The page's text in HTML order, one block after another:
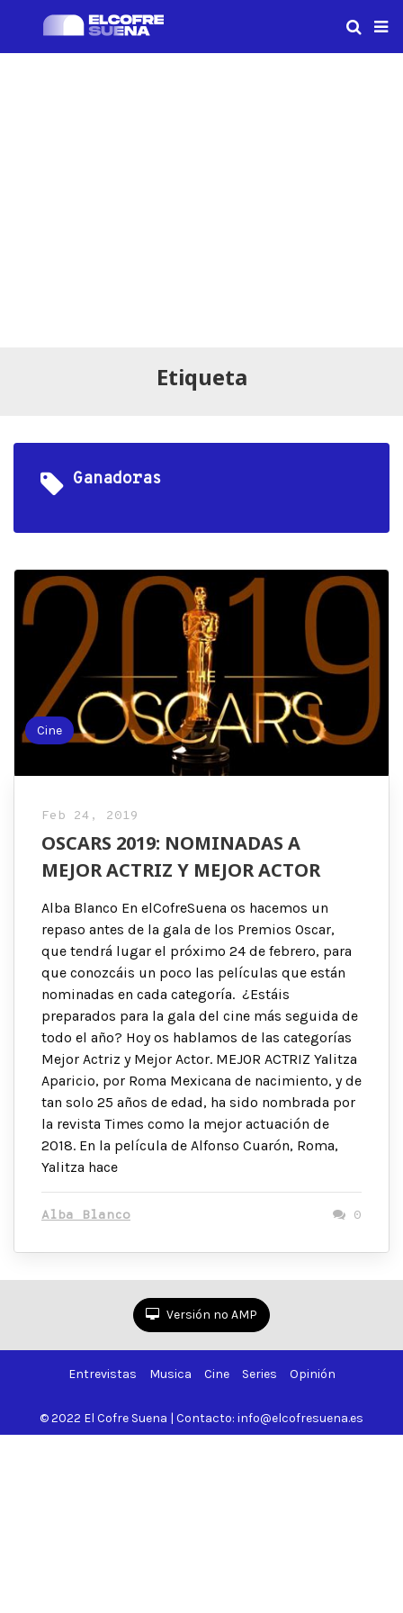
Etiqueta
Ganadoras
Cine
Feb 24, 2019
OSCARS 2019: NOMINADAS A
MEJOR ACTRIZ Y MEJOR ACTOR
Alba Blanco En elCofreSuena os hacemos un
repaso antes de la gala de los Premios Oscar,
que tendrá lugar el próximo 24 de febrero, para
que conozcáis un poco las películas que están
nominadas en cada categoría. ¿Estáis
preparados para la gala del cine más seguida de
todo el año? Hoy os hablamos de las categorías
Mejor Actriz y Mejor Actor. MEJOR ACTRIZ Yalitza
Aparicio, por Roma Mexicana de nacimiento, y de
tan solo 25 años de edad, ha sido nombrada por
la revista Times como la mejor actuación de
2018. En la película de Alfonso Cuarón, Roma,
Yalitza hace
Alba Blanco 0
Versión no AMP
Entrevistas Musica Cine Series Opinión
© 2022 El Cofre Suena | Contacto: info@elcofresuena.es